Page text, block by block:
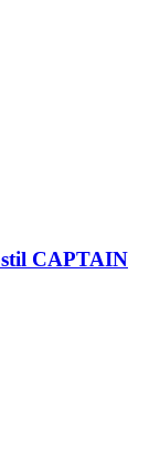
CAPTAIN